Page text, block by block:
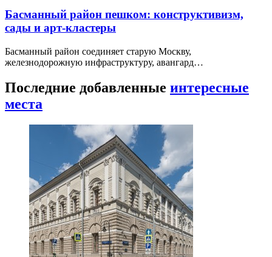
Басманный район пешком: конструктивизм,
сады и арт-кластеры
Басманный район соединяет старую Москву,
железнодорожную инфраструктуру, авангард…
Последние добавленные интересные
места